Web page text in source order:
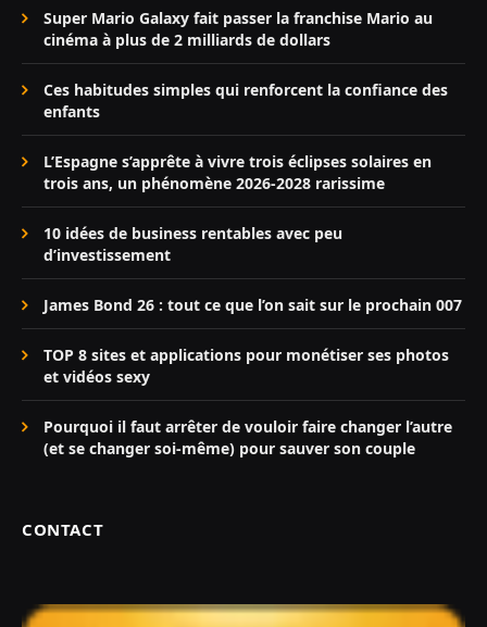
Super Mario Galaxy fait passer la franchise Mario au
cinéma à plus de 2 milliards de dollars
Ces habitudes simples qui renforcent la confiance des
enfants
L’Espagne s’apprête à vivre trois éclipses solaires en
trois ans, un phénomène 2026-2028 rarissime
10 idées de business rentables avec peu
d’investissement
James Bond 26 : tout ce que l’on sait sur le prochain 007
TOP 8 sites et applications pour monétiser ses photos
et vidéos sexy
Pourquoi il faut arrêter de vouloir faire changer l’autre
(et se changer soi-même) pour sauver son couple
CONTACT